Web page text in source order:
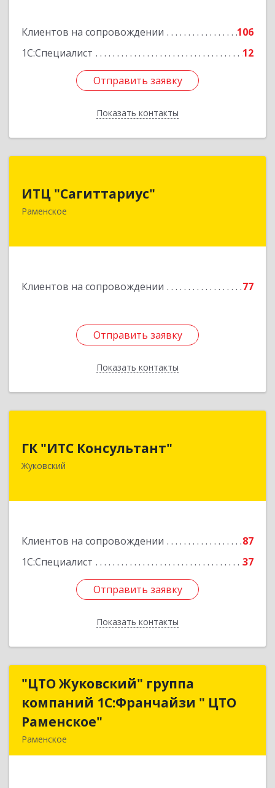
Клиентов на сопровождении
106
1С:Специалист
12
Отправить заявку
Показать контакты
Отправить заявку
Назад
ИТЦ "Сагиттариус"
Раменское
Клиентов на сопровождении 77
Отправить заявку
Показать контакты
140103, Московская обл, Раменское г,
Приборостроителей ул, дом № 16А, кв.16
Подробнее
Отправить заявку
Назад
ГК "ИТС Консультант"
Жуковский
Клиентов на сопровождении
87
1С:Специалист
37
Отправить заявку
Показать контакты
140181, Московская обл, Жуковский г,
Ломоносова ул, дом № 29А, этаж 2, пом.3
Подробнее
Отправить заявку
Назад
"ЦТО Жуковский" группа
компаний 1С:Франчайзи " ЦТО
Раменское"
Раменское
"ЦТО Жуковский" группа
компаний 1С:Франчайзи " ЦТО